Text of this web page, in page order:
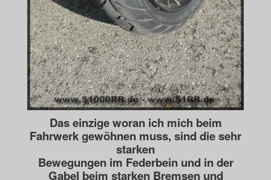
Das einzige woran ich mich beim
Fahrwerk gewöhnen muss, sind die sehr
starken
Bewegungen im Federbein und in der
Gabel beim starken Bremsen und